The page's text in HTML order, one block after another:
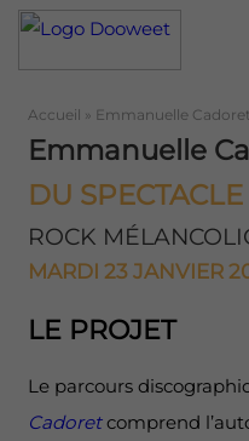
Accueil » Emmanuelle
Emmanuelle
DU SPECTACLE
ROCK
MARDI 23 JANVIER
LE PROJET
Le parcours
Cadoretcomprend